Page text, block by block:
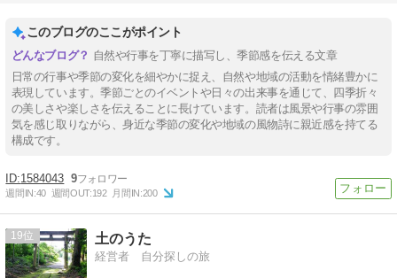
このブログのここがポイント
自然や行事を丁寧に描写し、季節感を伝える文章
日常の行事や季節の変化を細やかに捉え、自然や地域の活動を情緒豊かに
表現しています。季節ごとのイベントや日々の出来事を通じて、四季折々
の美しさや楽しさを伝えることに長けています。読者は風景や行事の雰囲
気を感じ取りながら、身近な季節の変化や地域の風物詩に親近感を持てる
構成です。
1584043 9
週間IN:40 週間OUT:192 月間IN:200
19 土のうた
経営者 自分探しの旅